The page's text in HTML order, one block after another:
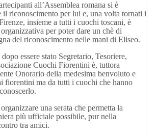
all’Assemblea romana si è
il riconoscimento per lui e, una volta tornati i
insieme a tutti i cuochi toscani, è
per poter dare un chè di
del riconoscimento nelle mani di Eliseo.
essere stato Segretario, Tesoriere,
Cuochi Fiorentini è, tuttora
Onorario della medesima benvoluto e
fiorentini ma da tutti i cuochi che hanno
una serata che permetta la
più ufficiale possibile, pur nella
tra amici.